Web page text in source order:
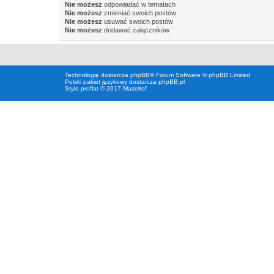
Nie możesz odpowiadać w tematach
Nie możesz zmieniać swoich postów
Nie możesz usuwać swoich postów
Nie możesz dodawać załączników
Technologię dostarcza phpBB® Forum Software © phpBB Limited
Polski pakiet językowy dostarcza phpBB.pl
Style proflat © 2017 Mazeltof